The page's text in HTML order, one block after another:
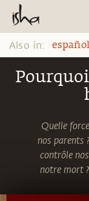
Also in: español
Quelle
nos parents
contrôle
notre mort